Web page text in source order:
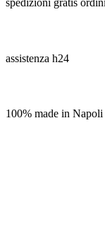
spedizioni gratis
assistenza h24
100% made in Napoli